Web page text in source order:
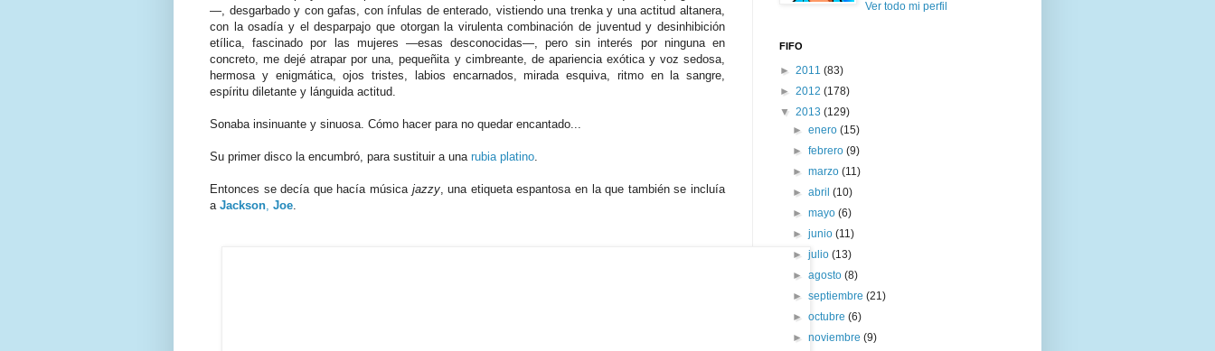
—, desgarbado y con gafas, con ínfulas de enterado, vistiendo una trenka y una actitud altanera,
con la osadía y el desparpajo que otorgan la virulenta combinación de juventud y desinhibición
etílica, fascinado por las mujeres —esas desconocidas—, pero sin interés por ninguna en
concreto, me dejé atrapar por una, pequeñita y cimbreante, de apariencia exótica y voz sedosa,
hermosa y enigmática, ojos tristes, labios encarnados, mirada esquiva, ritmo en la sangre,
espíritu diletante y lánguida actitud.
Sonaba insinuante y sinuosa. Cómo hacer para no quedar encantado...
Su primer disco la encumbró, para sustituir a una rubia platino.
Entonces se decía que hacía música jazzy, una etiqueta espantosa en la que también se incluía
a Jackson, Joe.
Ver todo mi perfil
FIFO
► 2011 (83)
► 2012 (178)
▼ 2013 (129)
►enero(15)
►febrero(9)
►marzo(11)
►abril(10)
►mayo(6)
►junio(11)
►julio(13)
►agosto(8)
►septiembre(21)
►octubre(6)
►noviembre(9)